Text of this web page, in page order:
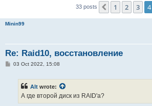
33 posts Previous
1 2 3 4
Minin99
Re: Raid10, восстановление
P03 Oct 2022, 15:08
Alt wrote:
А где второй диск из RAID'а?